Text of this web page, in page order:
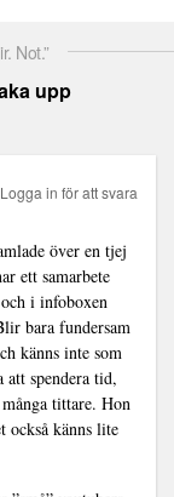
Not.”
upp
över en tjej
ett samarbete
i infoboxen
bara fundersam
känns inte som
spendera tid,
tittare. Hon
också känns lite
Logga in för att svara